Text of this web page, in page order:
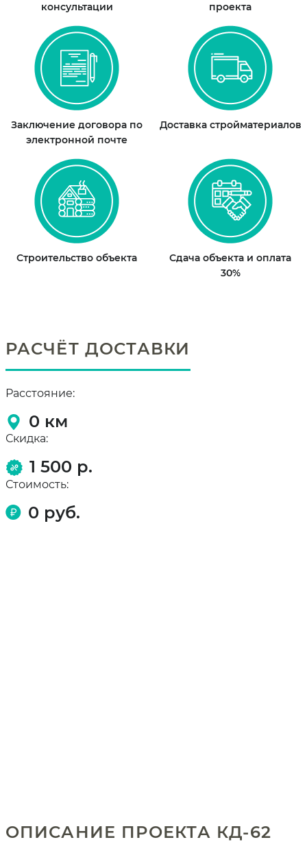
консультации
проекта
Заключение договора по
электронной почте
Доставка стройматериалов
Строительство объекта
Сдача объекта и оплата
30%
РАСЧЁТ ДОСТАВКИ
Расстояние:
0 км
Скидка:
1 500 р.
Стоимость:
0 руб.
ОПИСАНИЕ ПРОЕКТА КД-62